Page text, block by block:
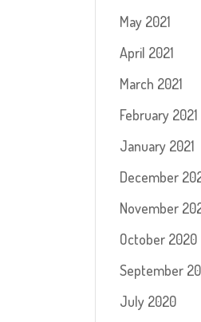
May 2021
April 2021
March 2021
February 2021
January 2021
December
November
October 2020
September
July 2020